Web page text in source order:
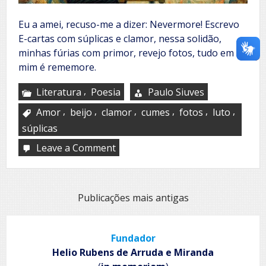
Eu a amei, recuso-me a dizer: Nevermore! Escrevo
E-cartas com súplicas e clamor, nessa solidão,
minhas fúrias com primor, revejo fotos, tudo em
mim é rememore.
Literatura , Poesia
Paulo Siuves
Amor , beijo , clamor , cumes , fotos , luto ,
súplicas
Leave a Commenton
mais
NavegaçãoPublicações mais antigas
Fundador
Helio Rubens de Arruda e Miranda